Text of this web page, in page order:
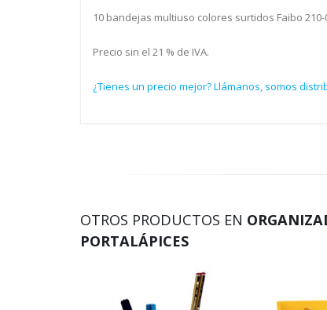
10 bandejas multiuso colores surtidos Faibo 210-
Precio sin el 21 % de IVA.
¿Tienes un precio mejor? Llámanos, somos
OTROS PRODUCTOS EN
PORTALÁPICES